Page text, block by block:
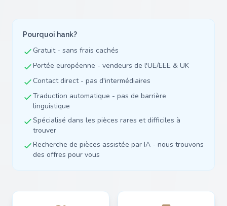
Pourquoi hank?
Gratuit - sans frais cachés
Portée européenne - vendeurs de l'UE/EEE & UK
Contact direct - pas d'intermédiaires
Traduction automatique - pas de barrière
linguistique
Spécialisé dans les pièces rares et difficiles à
trouver
Recherche de pièces assistée par IA - nous trouvons
des offres pour vous